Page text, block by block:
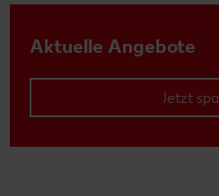
Aktuelle Angebote
Jetzt